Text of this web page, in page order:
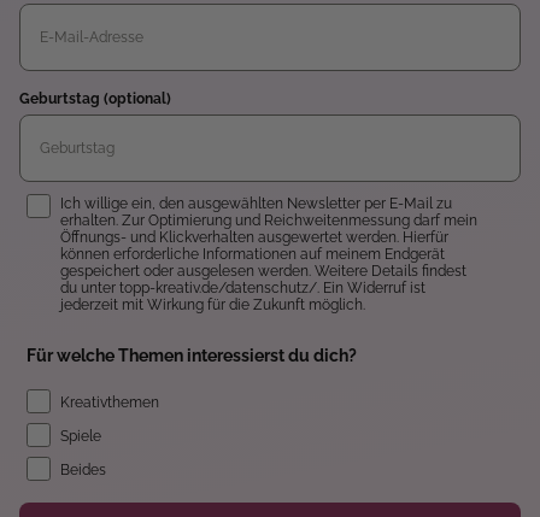
Geburtstag (optional)
Einwilligung
Ich willige ein, den ausgewählten Newsletter per E-Mail zu
erhalten. Zur Optimierung und Reichweitenmessung darf mein
Öffnungs- und Klickverhalten ausgewertet werden. Hierfür
können erforderliche Informationen auf meinem Endgerät
gespeichert oder ausgelesen werden. Weitere Details findest
du unter topp-kreativ.de/datenschutz/. Ein Widerruf ist
jederzeit mit Wirkung für die Zukunft möglich.
Für welche Themen interessierst du dich?
Kreativthemen
Spiele
Beides